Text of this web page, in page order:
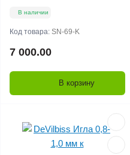
В наличии
Код товара: SN-69-K
7 000.00
В корзину